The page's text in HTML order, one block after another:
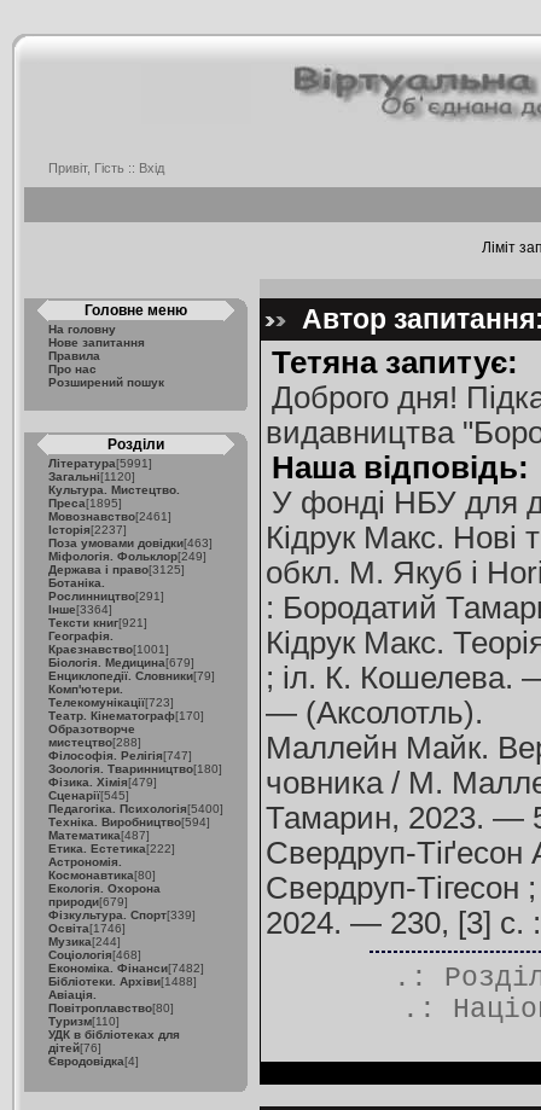
Привіт, Гість :: Вхід
Ліміт
Головне меню
На головну
Нове запитання
Правила
Про нас
Розширений пошук
Розділи
Література[5991]
Загальні[1120]
Культура. Мистецтво.
Преса[1895]
Мовознавство[2461]
Історія[2237]
Поза умовами довідки[463]
Міфологія. Фольклор[249]
Держава і право[3125]
Ботаніка.
Рослинництво[291]
Інше[3364]
Тексти книг[921]
Географія.
Краєзнавство[1001]
Біологія. Медицина[679]
Енциклопедії. Словники[79]
Комп'ютери.
Телекомунікації[723]
Театр. Кінематограф[170]
Образотворче
мистецтво[288]
Філософія. Релігія[747]
Зоологія. Тваринництво[180]
Фізика. Хімія[479]
Сценарії[545]
Педагогіка. Психологія[5400]
Техніка. Виробництво[594]
Математика[487]
Етика. Естетика[222]
Астрономія.
Космонавтика[80]
Екологія. Охорона
природи[679]
Фізкультура. Спорт[339]
Освіта[1746]
Музика[244]
Соціологія[468]
Економіка. Фінанси[7482]
Бібліотеки. Архіви[1488]
Авіація.
Повітроплавство[80]
Туризм[110]
УДК в бібліотеках для
дітей[76]
Євродовідка[4]
Автор
Тетяна запитує:
Доброго дня!
видавництва
Наша відповідь:
У фонді НБУ для
Кідрук Макс. Нові
обкл. М. Якуб і
: Бородатий
Кідрук Макс.
; іл. К. Кошелева.
— (Аксолотль).
Маллейн Майк.
човника / М.
Тамарин, 2023. —
Свердруп-
Свердруп-Тігесон
2024. — 230, [3] с. :
.:
.: